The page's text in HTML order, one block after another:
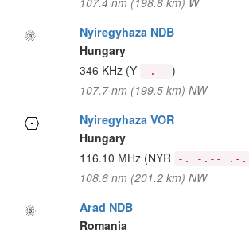
Nyiregyhaza NDB
Hungary
346 KHz (Y -.-- )
107.7 nm (199.5 km) NW
Nyiregyhaza VOR
Hungary
116.10 MHz (NYR -. -.-- .-.
108.6 nm (201.2 km) NW
Arad NDB
Romania